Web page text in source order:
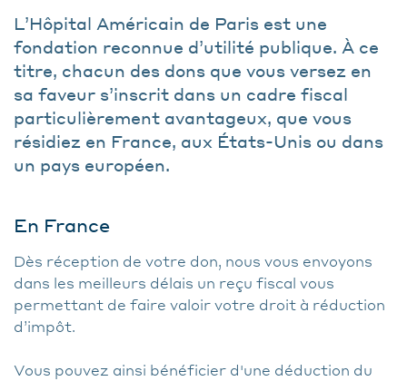
L’Hôpital Américain de Paris est une
fondation reconnue d’utilité publique. À ce
titre, chacun des dons que vous versez en
sa faveur s’inscrit dans un cadre fiscal
particulièrement avantageux, que vous
résidiez en France, aux États-Unis ou dans
un pays européen.
En France
Dès réception de votre don, nous vous envoyons
dans les meilleurs délais un reçu fiscal vous
permettant de faire valoir votre droit à réduction
d’impôt.
Vous pouvez ainsi bénéficier d'une déduction du